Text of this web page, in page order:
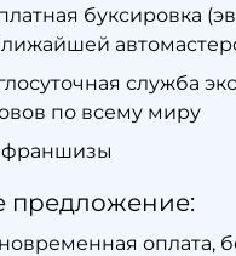
буксировка
служба
по всему миру
франшизы
предложение:
оплата,